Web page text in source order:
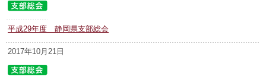
平成29年度 静岡県支部総会
2017年10月21日